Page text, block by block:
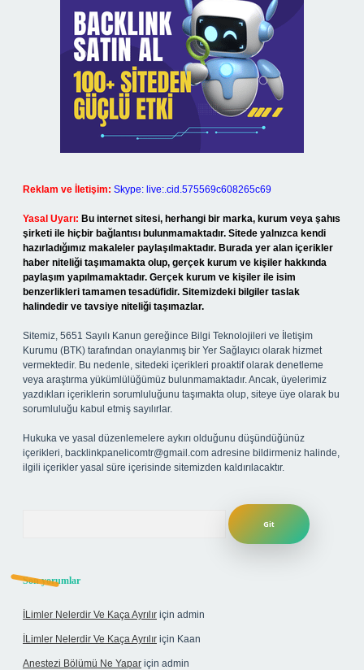
Reklam ve İletişim: Skype: live:.cid.575569c608265c69
Yasal Uyarı: Bu internet sitesi, herhangi bir marka, kurum veya şahıs
şirketi ile hiçbir bağlantısı bulunmamaktadır. Sitede yalnızca kendi
hazırladığımız makaleler paylaşılmaktadır. Burada yer alan içerikler
haber niteliği taşımamakta olup, gerçek kurum ve kişiler hakkında
paylaşım yapılmamaktadır. Gerçek kurum ve kişiler ile isim
benzerlikleri tamamen tesadüfidir. Sitemizdeki bilgiler taslak
halindedir ve tavsiye niteliği taşımazlar.
Sitemiz, 5651 Sayılı Kanun gereğince Bilgi Teknolojileri ve İletişim
Kurumu (BTK) tarafından onaylanmış bir Yer Sağlayıcı olarak hizmet
vermektedir. Bu nedenle, sitedeki içerikleri proaktif olarak denetleme
veya araştırma yükümlülüğümüz bulunmamaktadır. Ancak, üyelerimiz
yazdıkları içeriklerin sorumluluğunu taşımakta olup, siteye üye olarak bu
sorumluluğu kabul etmiş sayılırlar.
Hukuka ve yasal düzenlemelere aykırı olduğunu düşündüğünüz
içerikleri, backlinkpanelicomtr@gmail.com adresine bildirmeniz halinde,
ilgili içerikler yasal süre içerisinde sitemizden kaldırılacaktır.
Son yorumlar
İLimler Nelerdir Ve Kaça Ayrılır için admin
İLimler Nelerdir Ve Kaça Ayrılır için Kaan
Anestezi Bölümü Ne Yapar için admin